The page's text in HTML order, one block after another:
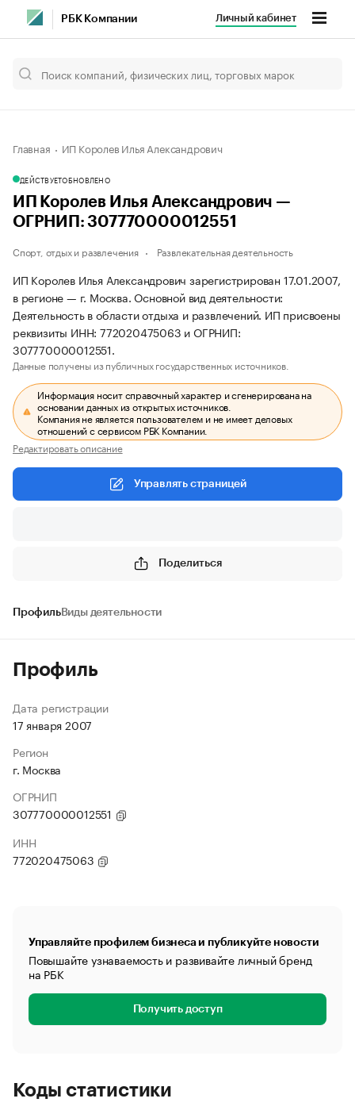
РБК Компании Личный кабинет
Главная ИП Королев Илья Александрович
ДЕЙСТВУЕТОБНОВЛЕНО
ИП Королев Илья Александрович —
ОГРНИП: 307770000012551
Спорт, отдых и развлечения Развлекательная деятельность
ИП Королев Илья Александрович зарегистрирован 17.01.2007,
в регионе — г. Москва. Основной вид деятельности:
Деятельность в области отдыха и развлечений. ИП присвоены
реквизиты ИНН: 772020475063 и ОГРНИП:
307770000012551.
Данные получены из публичных государственных источников.
Информация носит справочный характер и сгенерирована на
основании данных из открытых источников.
Компания не является пользователем и не имеет деловых
отношений с сервисом РБК Компании.
Редактировать описание
Управлять страницей
Поделиться
ПрофильВиды деятельности
Профиль
Дата регистрации
17 января 2007
Регион
г. Москва
ОГРНИП
307770000012551
ИНН
772020475063
Управляйте профилем бизнеса и публикуйте новости
Повышайте узнаваемость и развивайте личный бренд
на РБК
Получить доступ
Коды статистики